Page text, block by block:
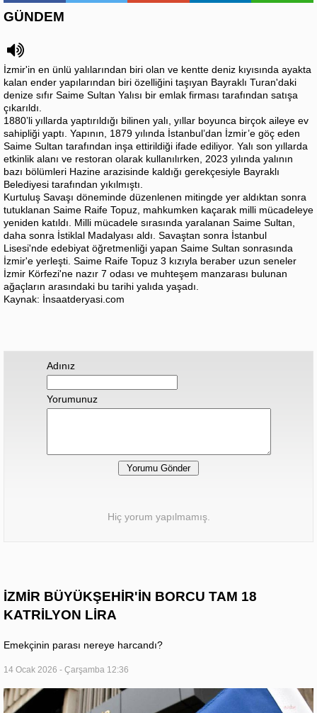
GÜNDEM
İzmir'in en ünlü yalılarından biri olan ve kentte deniz kıyısında ayakta
kalan ender yapılarından biri özelliğini taşıyan Bayraklı Turan'daki
denize sıfır Saime Sultan Yalısı bir emlak firması tarafından satışa
çıkarıldı.
1880’li yıllarda yaptırıldığı bilinen yalı, yıllar boyunca birçok aileye ev
sahipliği yaptı. Yapının, 1879 yılında İstanbul’dan İzmir’e göç eden
Saime Sultan tarafından inşa ettirildiği ifade ediliyor. Yalı son yıllarda
etkinlik alanı ve restoran olarak kullanılırken, 2023 yılında yalının
bazı bölümleri Hazine arazisinde kaldığı gerekçesiyle Bayraklı
Belediyesi tarafından yıkılmıştı.
Kurtuluş Savaşı döneminde düzenlenen mitingde yer aldıktan sonra
tutuklanan Saime Raife Topuz, mahkumken kaçarak milli mücadeleye
yeniden katıldı. Milli mücadele sırasında yaralanan Saime Sultan,
daha sonra İstiklal Madalyası aldı. Savaştan sonra İstanbul
Lisesi'nde edebiyat öğretmenliği yapan Saime Sultan sonrasında
İzmir'e yerleşti. Saime Raife Topuz 3 kızıyla beraber uzun seneler
İzmir Körfezi'ne nazır 7 odası ve muhteşem manzarası bulunan
ağaçların arasındaki bu tarihi yalıda yaşadı.
Kaynak: İnsaatderyasi.com
Adınız
Yorumunuz
Hiç yorum yapılmamış.
İZMİR BÜYÜKŞEHİR'İN BORCU TAM 18
KATRİLYON LİRA
Emekçinin parası nereye harcandı?
14 Ocak 2026 - Çarşamba 12:36